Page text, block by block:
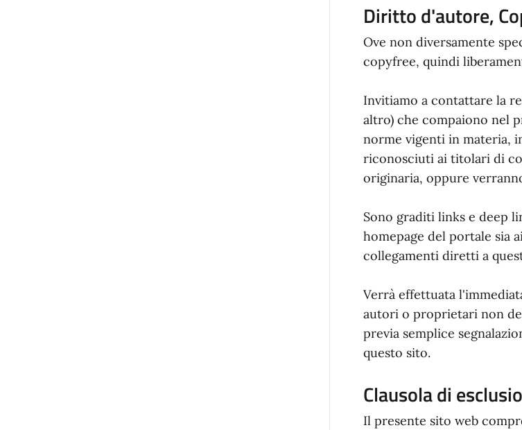
Diritto d'autore,
Ove non diversamente
copyfree, quindi
Invitiamo a contattare la
altro) che compaiono nel
norme vigenti in materia,
riconosciuti ai titolari di
originaria, oppure
Sono graditi links e deep
homepage del portale sia
collegamenti diretti a
Verrà effettuata
autori o proprietari non
previa semplice
questo sito.
Clausola di
Il presente sito web